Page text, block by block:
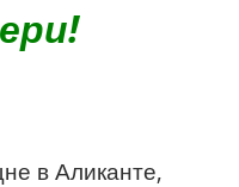
в Аликанте,